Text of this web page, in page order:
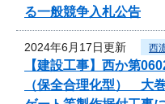
る一般競争入札公告
2024年6月17日更新 西
【建設工事】西か第
（保全合理化型） 大